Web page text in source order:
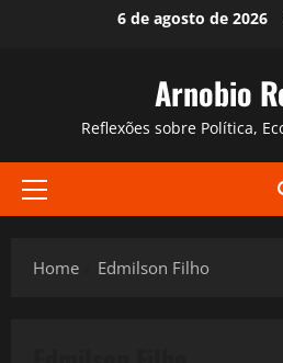
6 de agosto de 2026
Arnobio
Reflexões sobre Política,
Primary
Home Edmilson Filho